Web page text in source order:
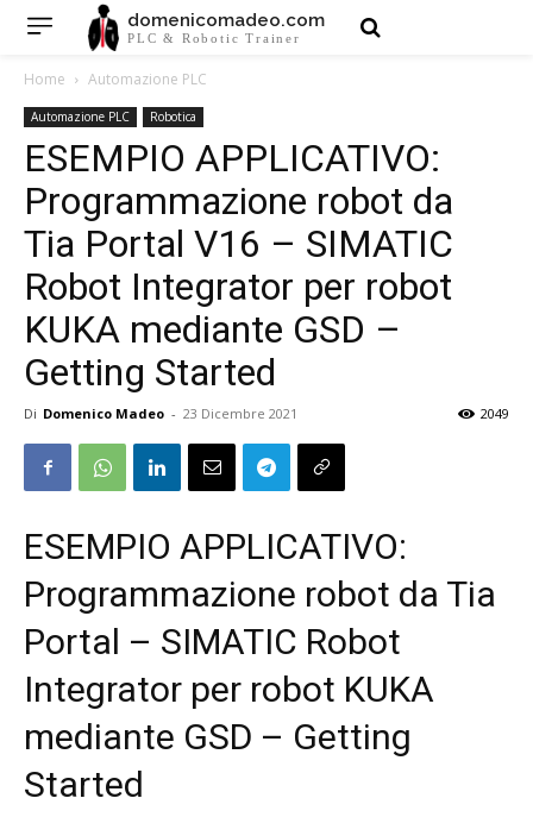
domenicomadeo.com
PLC & Robotic Trainer
Home Automazione PLC
Automazione PLC Robotica
ESEMPIO APPLICATIVO:
Programmazione robot da
Tia Portal V16 – SIMATIC
Robot Integrator per robot
KUKA mediante GSD –
Getting Started
Di Domenico Madeo - 23 Dicembre 2021 2049
ESEMPIO APPLICATIVO:
Programmazione robot da Tia
Portal – SIMATIC Robot
Integrator per robot KUKA
mediante GSD – Getting
Started